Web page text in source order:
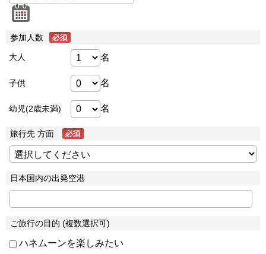
参加人数
大人 名
子供 名
幼児(2歳未満) 名
旅行先 方面
日本国内の出発空港
ご旅行の目的 (複数選択可)
ハネムーンを楽しみたい